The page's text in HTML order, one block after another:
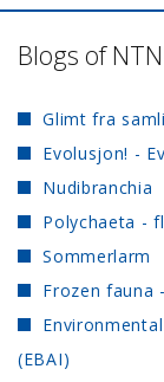
Blogs of
Glimt fra
Evolusjon! -
Nudibranchia
Polychaeta -
Sommerlarm
Frozen fauna
(EBAI)